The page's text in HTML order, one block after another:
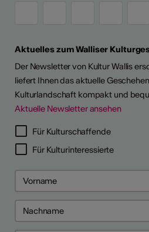
Aktuelles zum Walliser
Der Newsletter von Kultur Wallis
liefert Ihnen das aktuelle
Kulturlandschaft kompakt und
Aktuelle Newsletter ansehen
Für Kulturschaffende
Für Kulturinteressierte